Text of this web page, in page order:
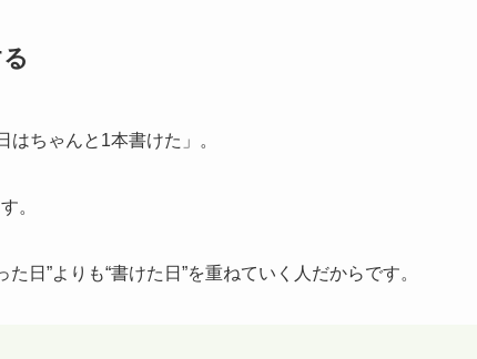
ちゃんと1本書けた」。
。
日”よりも“書けた日”を重ねていく人だからです。